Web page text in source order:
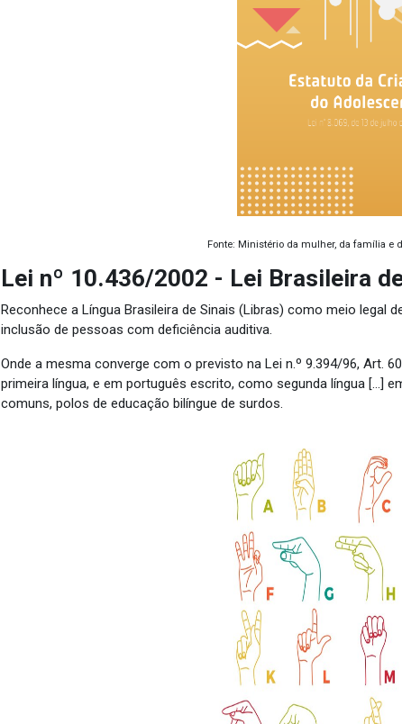
Fonte: Ministério da mulher, da família e
Lei nº 10.436/2002 - Lei Brasileira
Reconhece a Língua Brasileira de Sinais (Libras) como meio legal
inclusão de pessoas com deficiência auditiva.
Onde a mesma converge com o previsto na Lei n.º 9.394/96, Art.
primeira língua, e em português escrito, como segunda língua [...]
comuns, polos de educação bilíngue de surdos.